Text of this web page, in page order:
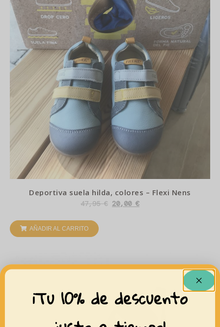
Deportiva suela hilda, colores – Flexi Nens
47,95€ 20,00 €
AÑADIR AL CARRITO
¡Tu 10% de descuento